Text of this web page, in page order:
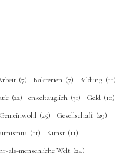
(7) Bakterien (7) Bildung (11)
(22) enkeltauglich (31) Geld (10)
Gemeinwohl (25) Gesellschaft (29)
(11) Kunst (11)
als-menschliche Welt (24)